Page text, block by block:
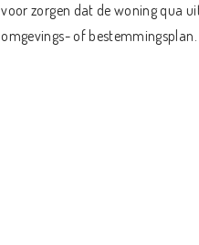
voor zorgen dat de woning qua
omgevings- of bestemmingsplan.